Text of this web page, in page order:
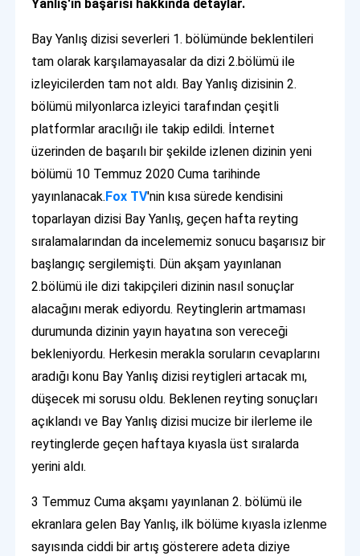
Yanlış'ın başarısı hakkında detaylar.
Bay Yanlış dizisi severleri 1. bölümünde beklentileri
tam olarak karşılamayasalar da dizi 2.bölümü ile
izleyicilerden tam not aldı. Bay Yanlış dizisinin 2.
bölümü milyonlarca izleyici tarafından çeşitli
platformlar aracılığı ile takip edildi. İnternet
üzerinden de başarılı bir şekilde izlenen dizinin yeni
bölümü 10 Temmuz 2020 Cuma tarihinde
yayınlanacak.Fox TV'nin kısa sürede kendisini
toparlayan dizisi Bay Yanlış, geçen hafta reyting
sıralamalarından da incelememiz sonucu başarısız bir
başlangıç sergilemişti. Dün akşam yayınlanan
2.bölümü ile dizi takipçileri dizinin nasıl sonuçlar
alacağını merak ediyordu. Reytinglerin artmaması
durumunda dizinin yayın hayatına son vereceği
bekleniyordu. Herkesin merakla soruların cevaplarını
aradığı konu Bay Yanlış dizisi reytigleri artacak mı,
düşecek mi sorusu oldu. Beklenen reyting sonuçları
açıklandı ve Bay Yanlış dizisi mucize bir ilerleme ile
reytinglerde geçen haftaya kıyasla üst sıralarda
yerini aldı.
3 Temmuz Cuma akşamı yayınlanan 2. bölümü ile
ekranlara gelen Bay Yanlış, ilk bölüme kıyasla izlenme
sayısında ciddi bir artış gösterere adeta diziye